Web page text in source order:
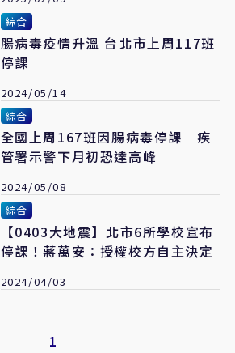
綜合
腸病毒疫情升溫 台北市上周117班
停課
2024/05/14
綜合
全國上周167班因腸病毒停課 疾
管署示警下月初恐達高峰
2024/05/08
綜合
【0403大地震】北市6所學校宣布
停課！蔣萬安：授權校方自主決定
2024/04/03
1